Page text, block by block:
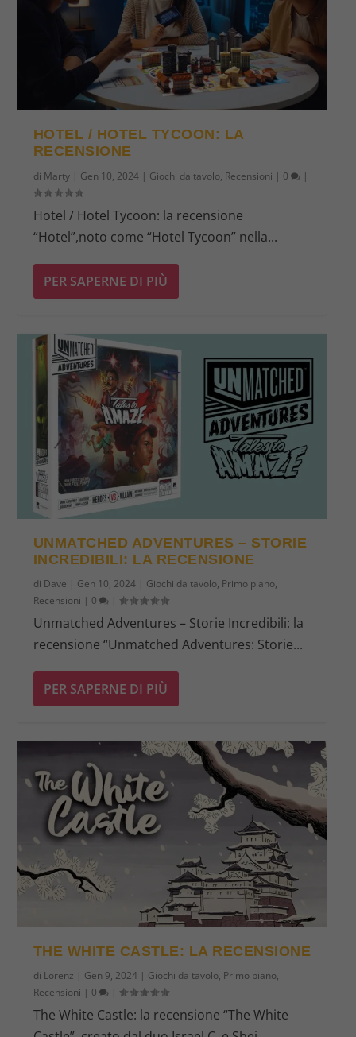
HOTEL / HOTEL TYCOON: LA
RECENSIONE
di Marty| Gen 10, 2024| Giochi da tavolo, Recensioni | 0 |
Hotel / Hotel Tycoon: la recensione
“Hotel”,noto come “Hotel Tycoon” nella...
PER SAPERNE DI PIÙ
UNMATCHED ADVENTURES – STORIE
INCREDIBILI: LA RECENSIONE
di Dave | Gen 10, 2024| Giochi da tavolo, Primo piano,
Recensioni | 0 |
Unmatched Adventures – Storie Incredibili: la
recensione “Unmatched Adventures: Storie...
PER SAPERNE DI PIÙ
THE WHITE CASTLE: LA RECENSIONE
di Lorenz | Gen 9, 2024| Giochi da tavolo, Primo piano,
Recensioni | 0 |
The White Castle: la recensione “The White